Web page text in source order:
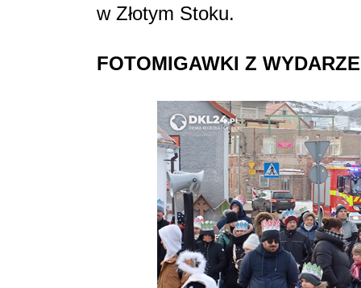
w Złotym Stoku.
FOTOMIGAWKI Z